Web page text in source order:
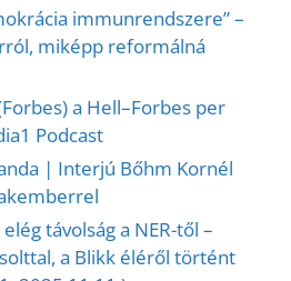
immunrendszere” –
miképp reformálná
a Hell–Forbes per
Podcast
| Interjú Bőhm Kornél
távolság a NER-től –
a Blikk éléről történt